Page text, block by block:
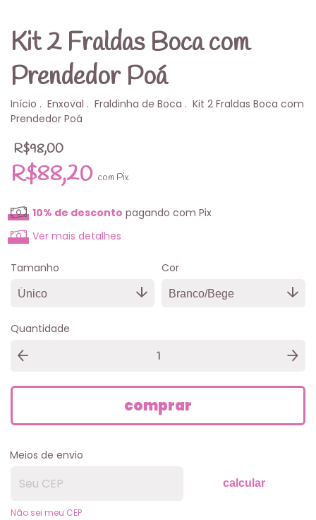
Kit 2 Fraldas Boca com
Prendedor Poá
Início . Enxoval . Fraldinha de Boca . Kit 2 Fraldas Boca com
Prendedor Poá
R$98,00
R$88,20 com Pix
10% de desconto pagando com Pix
Ver mais detalhes
Tamanho Cor
Quantidade
Meios de envio
calcular
Não sei meu CEP